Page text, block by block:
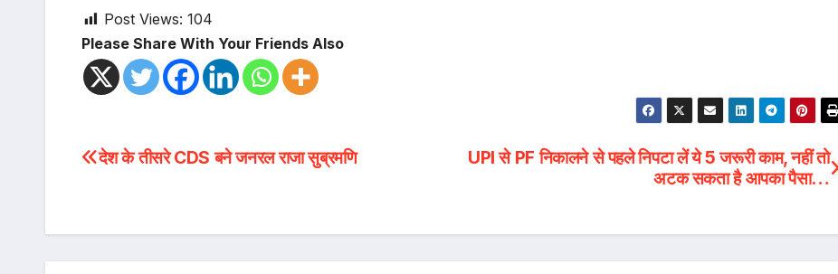
Post Views: 104
Please Share With Your Friends Also
Post
UPI से PF निकालने से पहले निपटा लें ये 5 जरूरी काम, नहीं तो
अटक सकता है आपका पैसा…
देश के तीसरे CDS बने जनरल राजा सुब्रमणि